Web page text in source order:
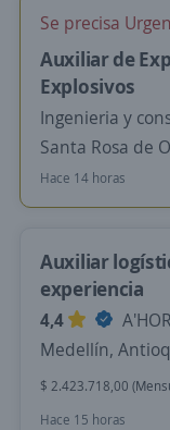
Se precisa
Auxiliar de
Explosivos
Ingenieria y
Santa Rosa de
Hace 14 horas
Auxiliar
experiencia
4,4
Medellín,
$ 2.423.718,00
Hace 15 horas